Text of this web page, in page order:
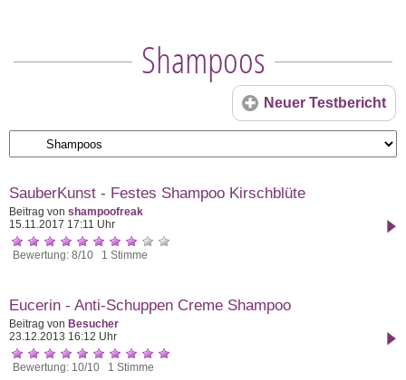
Shampoos
Neuer Testbericht
SauberKunst - Festes Shampoo Kirschblüte
Beitrag von shampoofreak
15.11.2017 17:11 Uhr
Bewertung: 8/10 1 Stimme
Eucerin - Anti-Schuppen Creme Shampoo
Beitrag von Besucher
23.12.2013 16:12 Uhr
Bewertung: 10/10 1 Stimme